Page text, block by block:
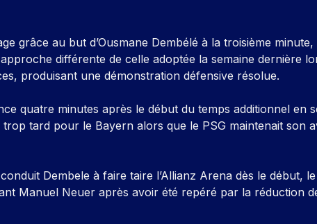
grâce au but d’Ousmane Dembélé à la troisième minute,
différente de celle adoptée la semaine dernière
produisant une démonstration défensive résolue.
quatre minutes après le début du temps additionnel en
trop tard pour le Bayern alors que le PSG maintenait son
Dembele à faire taire l’Allianz Arena dès le début, le
Manuel Neuer après avoir été repéré par la réduction